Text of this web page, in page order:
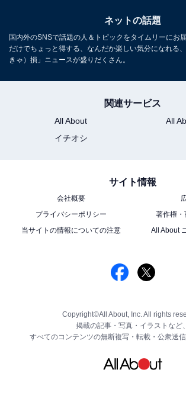
ネットの話題
国内外のSNSで話題の人＆トピックをタイムリーにお
だけでちょっと得する、なんだか楽しい気分になれる
きゃ）損」ニュースが盛りだくさん。
関連サービス
All About
All
イチオシ
サイト情報
会社概要
プライバシーポリシー
著作権・
当サイトの情報についての注意
All About
Copyright©All About, Inc. All rights
掲載の記事・写真・イラストなど、
すべてのコンテンツの無断複写・転載・公衆送信